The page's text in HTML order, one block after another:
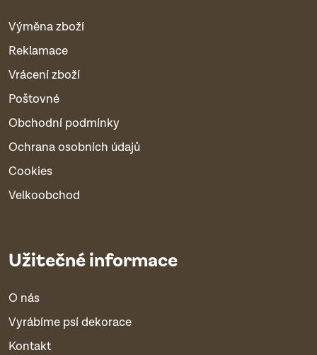
Výměna zboží
Reklamace
Vrácení zboží
Poštovné
Obchodní podmínky
Ochrana osobních údajů
Cookies
Velkoobchod
Užitečné informace
O nás
Vyrábíme psí dekorace
Kontakt